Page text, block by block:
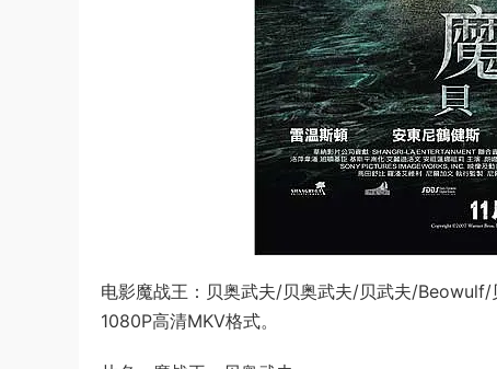
电影魔战王：贝奥武夫/贝奥武夫/贝武夫/Beowulf/
1080P高清MKV格式。